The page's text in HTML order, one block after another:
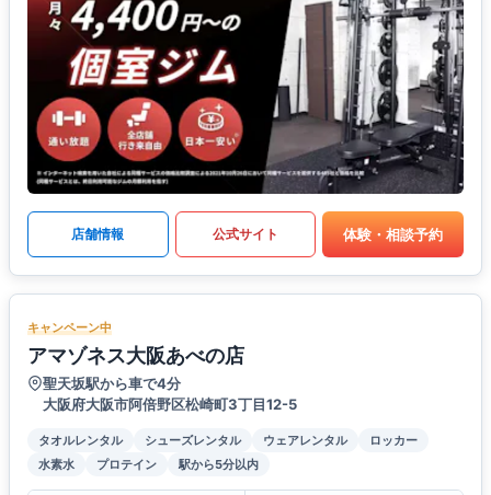
店舗情報 公式サイト 体験・相談予約
キャンペーン中
アマゾネス大阪あべの店
聖天坂駅から車で4分
大阪府大阪市阿倍野区松崎町3丁目12-5
タオルレンタル シューズレンタル ウェアレンタル
ロッカー
水素水
プロテイン 駅から5分以内